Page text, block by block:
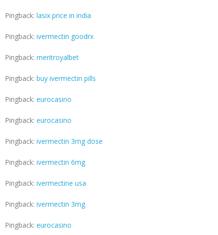
Pingback: lasix price in india
Pingback: ivermectin goodrx
Pingback: meritroyalbet
Pingback: buy ivermectin pills
Pingback: eurocasino
Pingback: eurocasino
Pingback: ivermectin 3mg dose
Pingback: ivermectin 6mg
Pingback: ivermectine usa
Pingback: ivermectin 3mg
Pingback: eurocasino